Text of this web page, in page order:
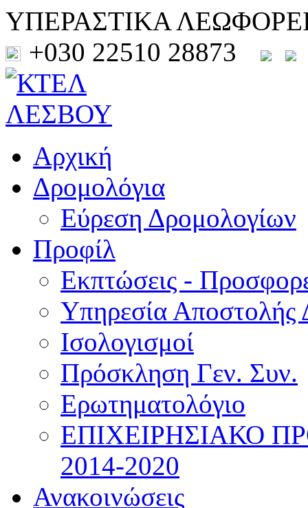
ΥΠΕΡΑΣΤΙΚΑ
+030 22510 28873
Αρχική
Δρομολόγια
Εύρεση Δρομολογίων
Προφίλ
Εκπτώσεις -
Υπηρεσία Αποστολής
Ισολογισμοί
Πρόσκληση Γεν. Συν.
Ερωτηματολόγιο
ΕΠΙΧΕΙΡΗΣΙΑΚΟ
2014-2020
Ανακοινώσεις